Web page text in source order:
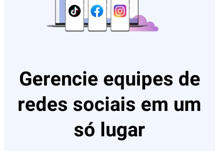
Gerencie equipes de
redes sociais em um
só lugar